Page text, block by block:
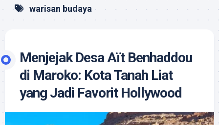
warisan budaya
Menjejak Desa Aït Benhaddou
di Maroko: Kota Tanah Liat
yang Jadi Favorit Hollywood